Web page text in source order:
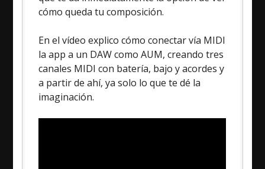
cómo queda tu composición.
En el vídeo explico cómo conectar vía MIDI
la app a un DAW como AUM, creando tres
canales MIDI con batería, bajo y acordes y
a partir de ahí, ya solo lo que te dé la
imaginación.